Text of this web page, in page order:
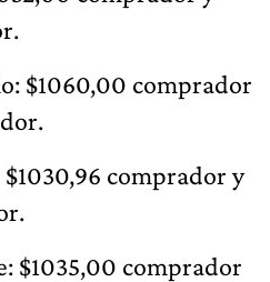
$1060,00 comprador
comprador y
$1035,00 comprador